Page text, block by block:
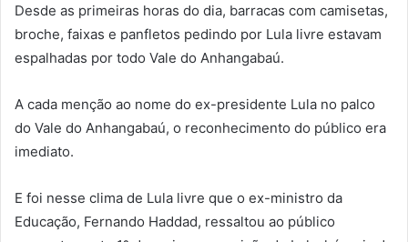
Desde as primeiras horas do dia, barracas com camisetas,
broche, faixas e panfletos pedindo por Lula livre estavam
espalhadas por todo Vale do Anhangabaú.
A cada menção ao nome do ex-presidente Lula no palco
do Vale do Anhangabaú, o reconhecimento do público era
imediato.
E foi nesse clima de Lula livre que o ex-ministro da
Educação, Fernando Haddad, ressaltou ao público